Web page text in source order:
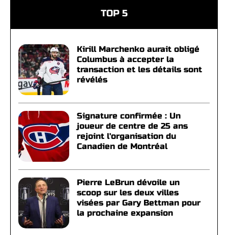
TOP 5
Kirill Marchenko aurait obligé
Columbus à accepter la
transaction et les détails sont
révélés
Signature confirmée : Un
joueur de centre de 25 ans
rejoint l'organisation du
Canadien de Montréal
Pierre LeBrun dévoile un
scoop sur les deux villes
visées par Gary Bettman pour
la prochaine expansion